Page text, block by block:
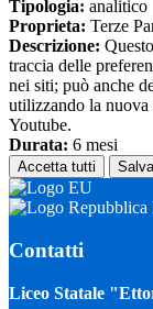
Tipologia: analitico
Proprieta: Terze
Descrizione:
traccia delle
nei siti; può anche
utilizzando la
Youtube.
Durata: 6 mesi
Accetta tutti
Contatti
Liceo Statale